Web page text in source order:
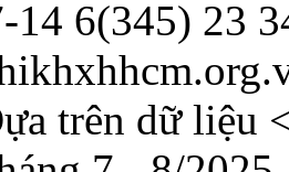
14 6(345) 23
trên dữ liệu